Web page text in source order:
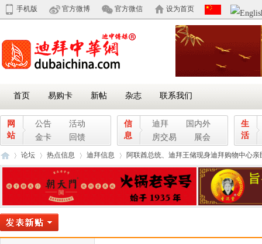
手机版 官方微博 官方微信 设为首页
首页 易购卡 新帖 杂志 联系我们
网
站
公告
活动
金卡
回馈
信
息
迪拜
国内外
房交易
展会
生
活
迪 »
论坛
›
热点信息
›
迪拜信息
›
阿联酋总统、迪拜王储现身迪拜购物中心亲